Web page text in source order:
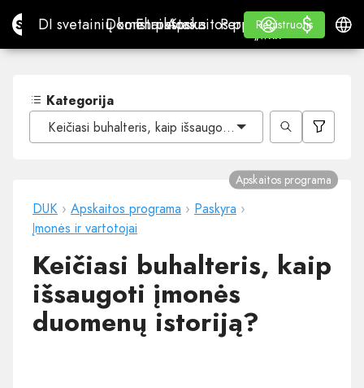
Site.proDI svetainių konstruktorius
DI svetainių konstruktorius
Domenai
DomenaiEl. paštas
El. paštasApskaitos programa
Apskaitos programa
Perpardavėjams
„WHITE LABEL“
Mokymasis
Mokymasis
Registruotis
Registruotis
Prisijungti
$
$
Kategorija
Keičiasi buhalteris, kaip išsaugoti įmonės duomenų
DUK › Apskaitos programa › Paskyra ›
Įmonės ir vartotojai
Apskaitos programa
Keičiasi buhalteris, kaip
išsaugoti įmonės
duomenų istoriją?